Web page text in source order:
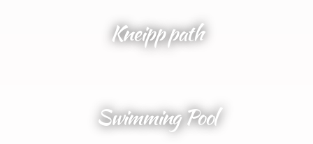
Kneipp path
Swimming Pool